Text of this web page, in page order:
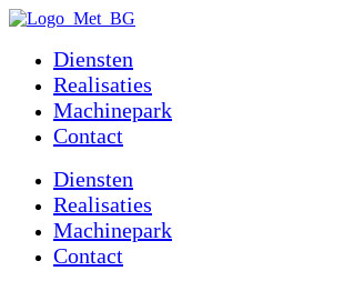
Diensten
Realisaties
Machinepark
Contact
Diensten
Realisaties
Machinepark
Contact